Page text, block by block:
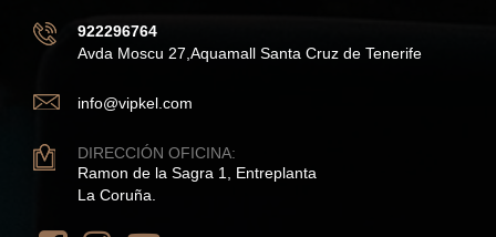
922296764
Avda Moscu 27,Aquamall Santa Cruz de Tenerife
info@vipkel.com
DIRECCIÓN OFICINA:
Ramon de la Sagra 1, Entreplanta
La Coruña.